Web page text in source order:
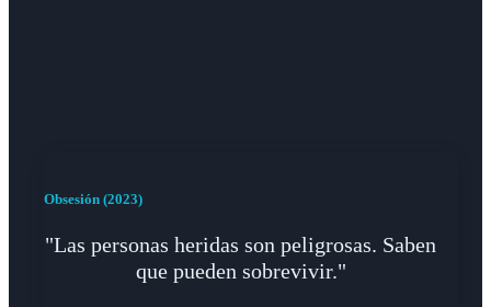
Obsesión (2023)
"Las personas heridas son peligrosas. Saben
que pueden sobrevivir."